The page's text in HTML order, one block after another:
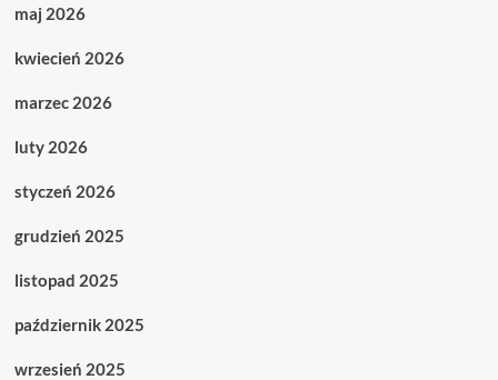
maj 2026
kwiecień 2026
marzec 2026
luty 2026
styczeń 2026
grudzień 2025
listopad 2025
październik 2025
wrzesień 2025